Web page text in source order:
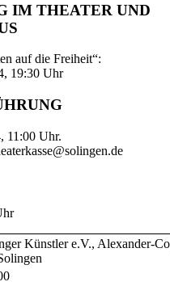
IM THEATER UND
auf die Freiheit“:
19:30 Uhr
11:00 Uhr.
Künstler e.V., Alexander-